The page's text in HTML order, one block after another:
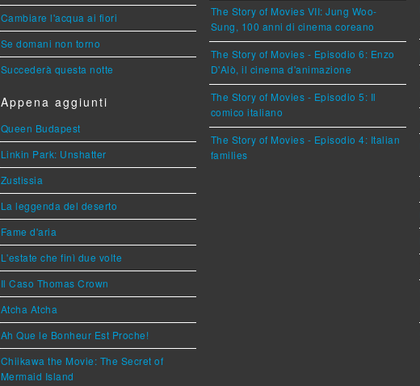
Cambiare l'acqua ai fiori
Se domani non torno
Succederà questa notte
Appena aggiunti
Queen Budapest
Linkin Park: Unshatter
Zustissia
La leggenda del deserto
Fame d'aria
L'estate che finì due volte
Il Caso Thomas Crown
Atcha Atcha
Ah Que le Bonheur Est Proche!
Chiikawa the Movie: The Secret of
Mermaid Island
The Story of Movies VII: Jung Woo-
Sung, 100 anni di cinema coreano
The Story of Movies - Episodio 6: Enzo
D'Alò, il cinema d'animazione
The Story of Movies - Episodio 5: Il
comico italiano
The Story of Movies - Episodio 4: Italian
families